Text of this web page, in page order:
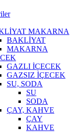
MAKARNA
BAKLİYAT
MAKARNA
GAZLI İÇECEK
GAZSIZ İÇECEK
SU, SODA
SU
SODA
ÇAY, KAHVE
ÇAY
KAHVE